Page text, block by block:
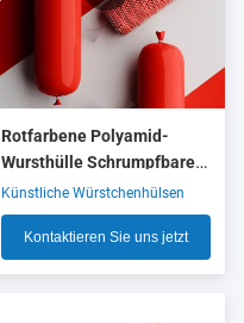
Rotfarbene Polyamid-
Wursthülle Schrumpfbare
Nylonhülle mit 5 Schichten
Co-Extrusion für
Fleischwurstverpackungen
Künstliche Würstchenhülsen
Kontaktieren Sie uns jetzt